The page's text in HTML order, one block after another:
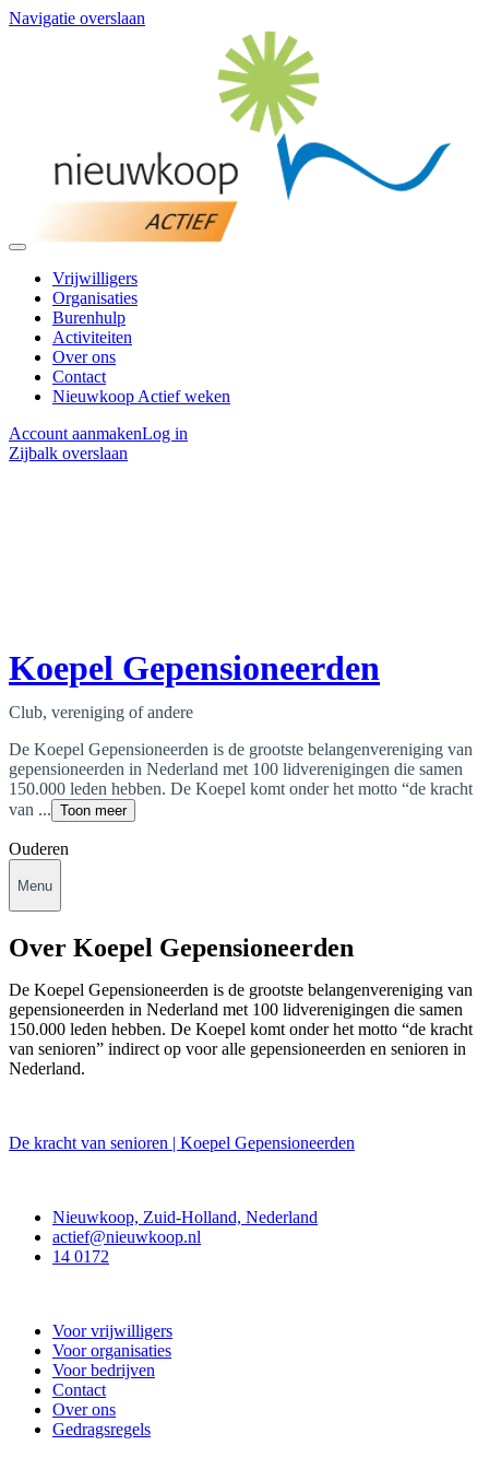
Navigatie overslaan
Vrijwilligers
Organisaties
Burenhulp
Activiteiten
Over ons
Contact
Nieuwkoop Actief weken
Account aanmakenLog in
Zijbalk overslaan
Koepel Gepensioneerden
Club, vereniging of andere
De Koepel Gepensioneerden is de grootste belangenvereniging van
gepensioneerden in Nederland met 100 lidverenigingen die samen
150.000 leden hebben. De Koepel komt onder het motto “de kracht
van ... Toon meer
Ouderen
Menu
Over Koepel Gepensioneerden
De Koepel Gepensioneerden is de grootste belangenvereniging van
gepensioneerden in Nederland met 100 lidverenigingen die samen
150.000 leden hebben. De Koepel komt onder het motto “de kracht
van senioren” indirect op voor alle gepensioneerden en senioren in
Nederland.
De kracht van senioren | Koepel Gepensioneerden
Nieuwkoop, Zuid-Holland, Nederland
actief@nieuwkoop.nl
14 0172
Voor vrijwilligers
Voor organisaties
Voor bedrijven
Contact
Over ons
Gedragsregels